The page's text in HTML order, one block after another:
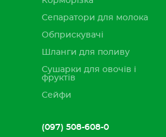
Сепаратори для молока
Обприскувачі
Шланги для поливу
Сушарки для овочів і
фруктів
Сейфи
(097) 508-608-0